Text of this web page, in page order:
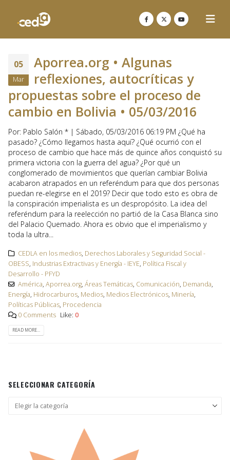
05
Mar
Aporrea.org • Algunas
reflexiones, autocríticas y
propuestas sobre el proceso de
cambio en Bolivia • 05/03/2016
Por: Pablo Salón * | Sábado, 05/03/2016 06:19 PM ¿Qué ha
pasado? ¿Cómo llegamos hasta aquí? ¿Qué ocurrió con el
proceso de cambio que hace más de quince años conquistó su
primera victoria con la guerra del agua? ¿Por qué un
conglomerado de movimientos que querían cambiar Bolivia
acabaron atrapados en un referéndum para que dos personas
puedan re-elegirse en el 2019? Decir que todo esto es obra de
la conspiración imperialista es un despropósito. La idea del
referéndum para la reelección no partió de la Casa Blanca sino
del Palacio Quemado. Ahora es obvio que el imperialismo y
toda la ultra...
CEDLA en los medios, Derechos Laborales y Seguridad Social -
OBESS, Industrias Extractivas y Energía - IEYE, Política Fiscal y
Desarrollo - PFYD
América, Aporrea.org, Áreas Temáticas, Comunicación, Demanda,
Energía, Hidrocarburos, Medios, Medios Electrónicos, Minería,
Políticas Públicas, Procedencia
0 Comments Like: 0
READ MORE...
SELECCIONAR CATEGORÍA
Seleccionar
categoría